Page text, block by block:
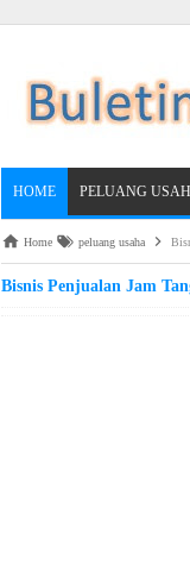
HOME PELUANG
Home peluang usaha
Bisnis Penjualan Jam